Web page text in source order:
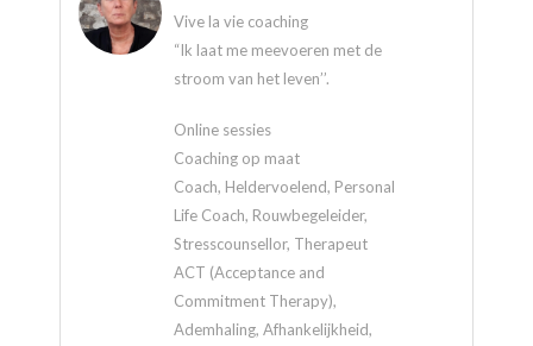
Vive la vie coaching
“Ik laat me meevoeren met de
stroom van het leven’’.
Online sessies
Coaching op maat
Coach, Heldervoelend, Personal
Life Coach, Rouwbegeleider,
Stresscounsellor, Therapeut
ACT (Acceptance and
Commitment Therapy),
Ademhaling, Afhankelijkheid,